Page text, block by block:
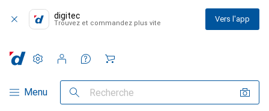
digitec
Trouvez et commandez plus vite Vers l'app
Navigation par catégorie
Menu Recherche
Paramètres
Compte client
Listes de comparaison
Listes d'envies
Panier